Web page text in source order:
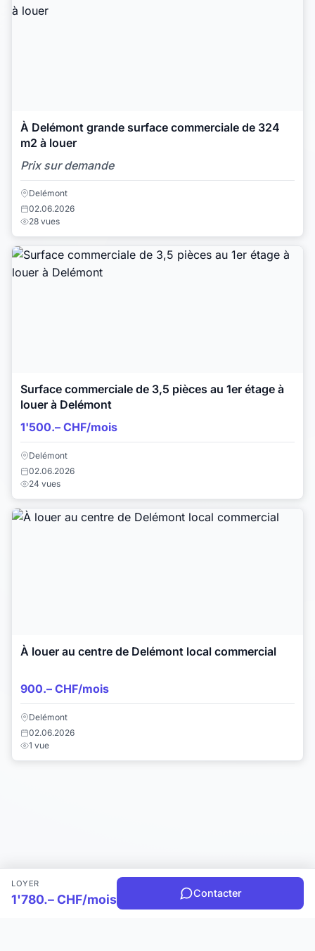
À Delémont grande surface commerciale de 324
m2 à louer
Prix sur demande
Delémont
02.06.2026
28 vues
Surface commerciale de 3,5 pièces au 1er étage à
louer à Delémont
1'500.– CHF/mois
Delémont
02.06.2026
24 vues
À louer au centre de Delémont local commercial
900.– CHF/mois
Delémont
02.06.2026
1 vue
LOYER
1'780.– CHF/mois Contacter